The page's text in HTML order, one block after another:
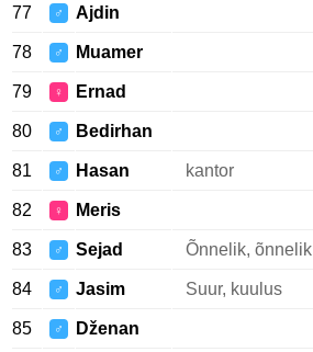
77 ♂ Ajdin
78 ♂ Muamer
79 ♀ Ernad
80 ♂ Bedirhan
81 ♂ Hasan kantor
82 ♀ Meris
83 ♂ Sejad Õnnelik, õnnelik
84 ♂ Jasim Suur, kuulus
85 ♂ Dženan